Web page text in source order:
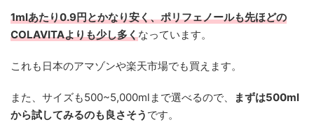
1mlあたり0.9円とかなり安く、ポリフェノールも先ほどの
COLAVITAよりも少し多くなっています。
これも日本のアマゾンや楽天市場でも買えます。
また、サイズも500~5,000mlまで選べるので、
まずは500ml
から試してみるのも良さそう です。